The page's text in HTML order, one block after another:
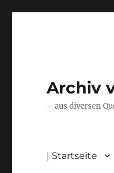
Archiv
– aus diversen
| Startseite